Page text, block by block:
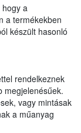
hogy a
a termékekben
készült hasonló
rendelkeznek
megjelenésűek.
vagy mintásak
a műanyag